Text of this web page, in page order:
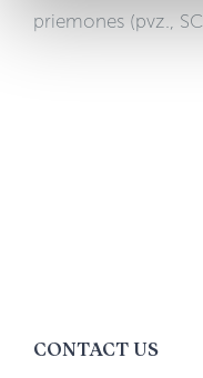
priemones (pvz.,
CONTACT US